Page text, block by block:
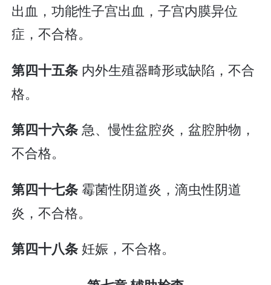
出血，功能性子宫出血，子宫内膜异位
症，不合格。
第四十五条 内外生殖器畸形或缺陷，不合
格。
第四十六条急、慢性盆腔炎，盆腔肿物，
不合格。
第四十七条霉菌性阴道炎，滴虫性阴道
炎，不合格。
第四十八条妊娠，不合格。